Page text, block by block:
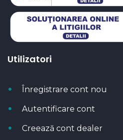
Utilizatori
Înregistrare cont nou
Autentificare cont
Creează cont dealer